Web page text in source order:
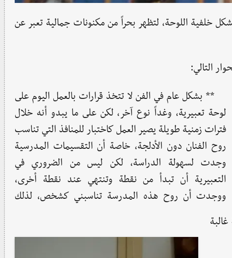
خلفية اللوحة، لتظهر بحراً من مكنونات جمالية تعبر عن
** بشكل عام في الفن لا تتخذ قرارات بالعمل اليوم على
لوحة تعبيرية، وغداً نوع آخر، لكن على ما يبدو أنه خلال
فترات زمنية طويلة يصير العمل كاختبار للمنافذ التي تناسب
روح الفنان دون الأدلجة، خاصة أن التقسيمات المدرسية
وجدت لسهولة الدراسة، لكن ليس من الضروري في
التعبيرية أن تبدأ من نقطة وتنتهي عند نقطة أخرى،
ووجدت أن روح هذه المدرسة تناسبني كشخص، لذلك